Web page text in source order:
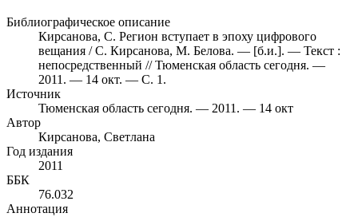
Библиографическое описание
Кирсанова, С. Регион вступает в эпоху цифрового
вещания / С. Кирсанова, М. Белова. — [б.и.]. — Текст :
непосредственный // Тюменская область сегодня. —
2011. — 14 окт. — С. 1.
Источник
Тюменская область сегодня. — 2011. — 14 окт
Автор
Кирсанова, Светлана
Год издания
2011
ББК
76.032
Аннотация